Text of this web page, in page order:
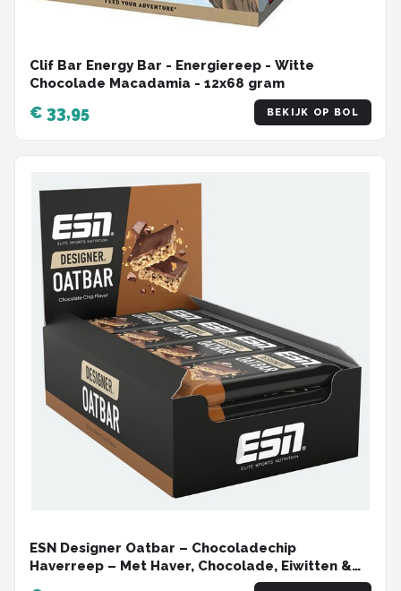
Clif Bar Energy Bar - Energiereep - Witte
Chocolade Macadamia - 12x68 gram
€ 33,95 BEKIJK OP BOL
ESN Designer Oatbar – Chocoladechip
Haverreep – Met Haver, Chocolade, Eiwitten &
Complexe Koolhydraten – Energie & Spierherstel